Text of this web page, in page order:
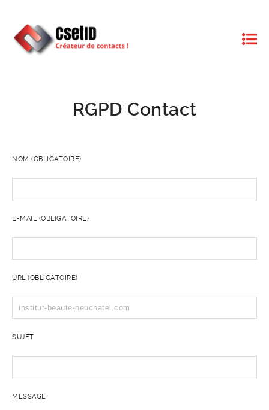
RGPD Contact
NOM (OBLIGATOIRE)
E-MAIL (OBLIGATOIRE)
URL (OBLIGATOIRE)
SUJET
MESSAGE